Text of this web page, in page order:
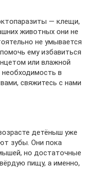
— клещи,
животных они не
не умывается
ему избавиться
или влажной
в
свяжитесь с нами
детёныш уже
зубы. Они пока
но достаточные
пищу, а именно,